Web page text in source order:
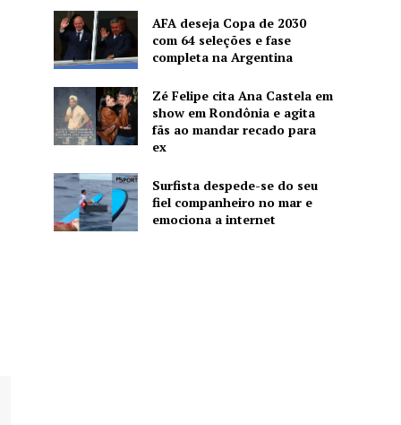
AFA deseja Copa de 2030
com 64 seleções e fase
completa na Argentina
Zé Felipe cita Ana Castela em
show em Rondônia e agita
fãs ao mandar recado para
ex
Surfista despede-se do seu
fiel companheiro no mar e
emociona a internet